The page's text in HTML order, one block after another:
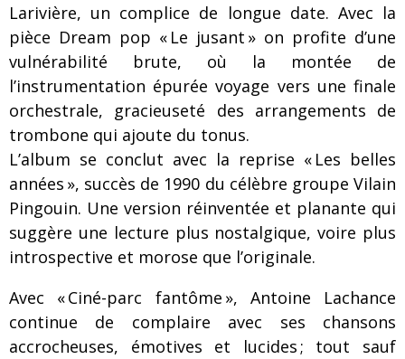
Larivière, un complice de longue date. Avec la
pièce Dream pop « Le jusant » on profite d’une
vulnérabilité brute, où la montée de
l’instrumentation épurée voyage vers une finale
orchestrale, gracieuseté des arrangements de
trombone qui ajoute du tonus.
L’album se conclut avec la reprise « Les belles
années », succès de 1990 du célèbre groupe Vilain
Pingouin. Une version réinventée et planante qui
suggère une lecture plus nostalgique, voire plus
introspective et morose que l’originale.
Avec « Ciné-parc fantôme », Antoine Lachance
continue de complaire avec ses chansons
accrocheuses, émotives et lucides ; tout sauf